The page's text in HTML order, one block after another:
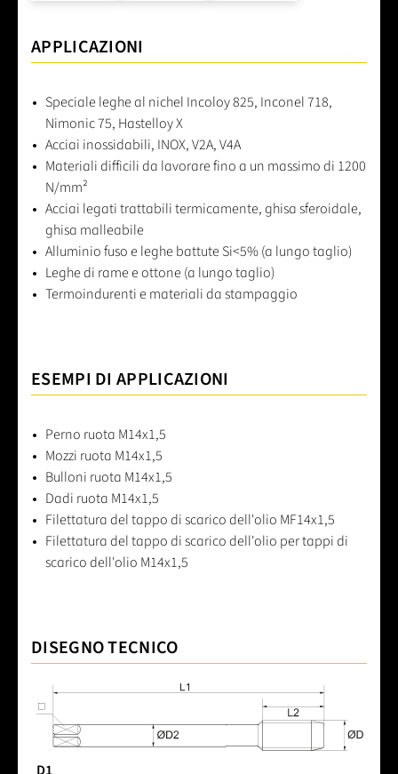
APPLICAZIONI
Speciale leghe al nichel Incoloy 825, Inconel 718,
Nimonic 75, Hastelloy X
Acciai inossidabili, INOX, V2A, V4A
Materiali difficili da lavorare fino a un massimo di 1200
N/mm²
Acciai legati trattabili termicamente, ghisa sferoidale,
ghisa malleabile
Alluminio fuso e leghe battute Si<5% (a lungo taglio)
Leghe di rame e ottone (a lungo taglio)
Termoindurenti e materiali da stampaggio
ESEMPI DI APPLICAZIONI
Perno ruota M14x1,5
Mozzi ruota M14x1,5
Bulloni ruota M14x1,5
Dadi ruota M14x1,5
Filettatura del tappo di scarico dell'olio MF14x1,5
Filettatura del tappo di scarico dell'olio per tappi di
scarico dell'olio M14x1,5
DISEGNO TECNICO